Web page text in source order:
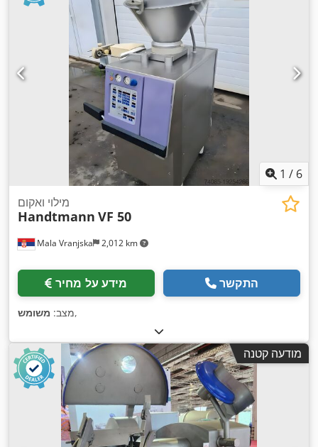
1 / 6
Mala Vranjska 2,012 km
מילוי ואקום
Handtmann VF 50
מידע על מחיר התקשר
מצב: משומש ,
מודעה קטנה